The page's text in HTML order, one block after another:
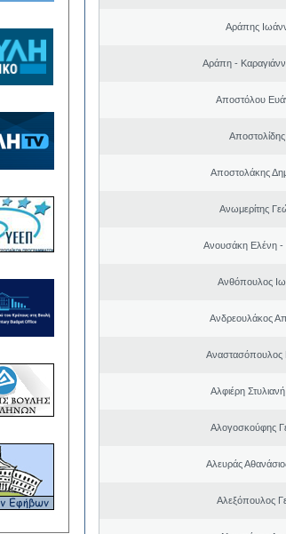
Αράπης
Αράπη -
Αποστόλου
Αποστολάκης
Ανωμερίτης
Ανουσάκη Ελένη -
Ανθόπουλος
Ανδρεουλάκος
Αναστασόπουλος
Αλφιέρη
Αλογοσκούφης
Αλευράς
Αλεξόπουλος